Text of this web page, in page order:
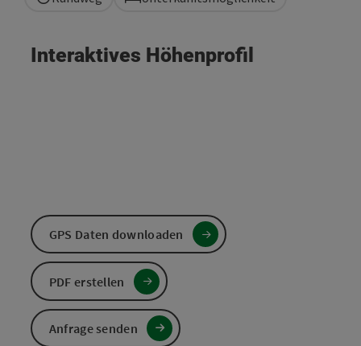
Interaktives Höhenprofil
GPS Daten downloaden
PDF erstellen
Anfrage senden